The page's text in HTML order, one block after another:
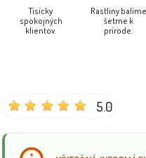
Tisícky
spokojných
klientov.
Rastliny balíme
šetrne k
prírode.
5.0